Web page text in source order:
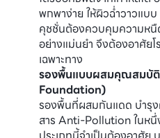
พกพาง่าย ให้ผิวฉ่ำวาวแบ
คุชชั่นต้องควบคุมความหนื
อย่างแม่นยำ จึงต้องอาศัย
เฉพาะทาง
รองพื้นแบบผสมคุณสมบั
Foundation)
รองพื้นที่ผสมกันแดด บำรุ
สาร Anti-Pollution ในห